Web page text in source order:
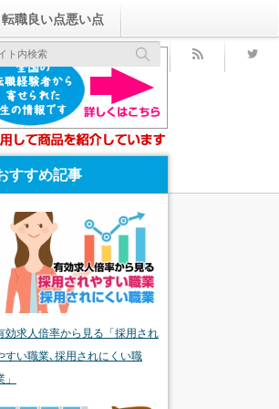
転職良い点悪い点
rss
すすめ記事
効求人倍率から見る「採用され
すい職業､採用されにくい職
」